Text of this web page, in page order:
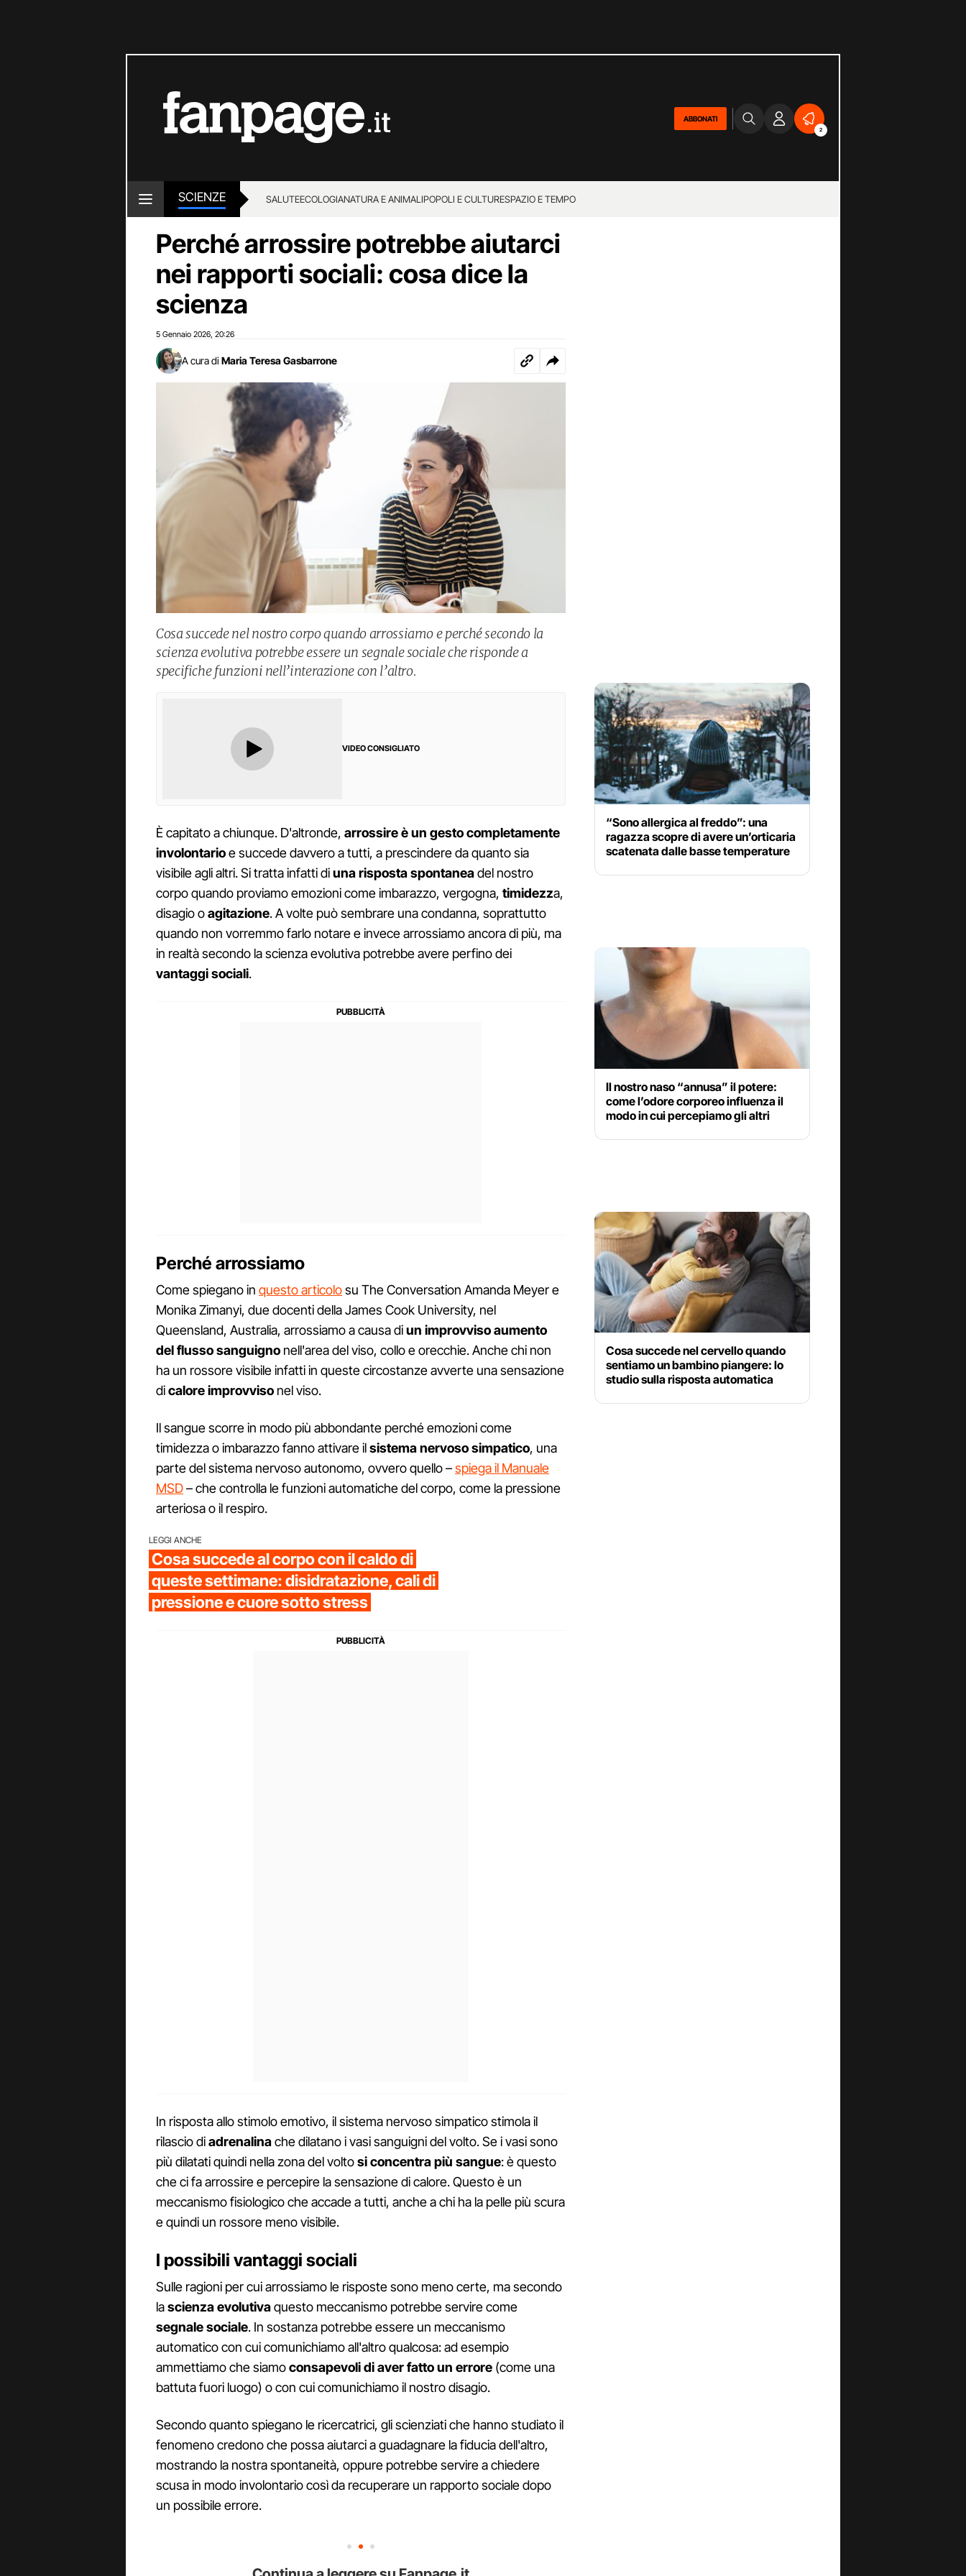
ABBONATI
2
SCIENZE SALUTEECOLOGIANATURA E ANIMALIPOPOLI E CULTURESPAZIO E TEMPO
Perché arrossire potrebbe aiutarci
nei rapporti sociali: cosa dice la
scienza
5 Gennaio 2026 20:26
A cura di Maria Teresa Gasbarrone
Cosa succede nel nostro corpo quando arrossiamo e perché secondo la
scienza evolutiva potrebbe essere un segnale sociale che risponde a
specifiche funzioni nell’interazione con l’altro.
VIDEO CONSIGLIATO
È capitato a chiunque. D'altronde, arrossire è un gesto completamente
involontarioe succede davvero a tutti, a prescindere da quanto sia
visibile agli altri. Si tratta infatti diuna risposta spontaneadel nostro
corpo quando proviamo emozioni come imbarazzo, vergogna, timidezza,
disagio oagitazione. A volte può sembrare una condanna, soprattutto
quando non vorremmo farlo notare e invece arrossiamo ancora di più, ma
in realtà secondo la scienza evolutiva potrebbe avere perfino dei
vantaggi sociali.
Perché arrossiamo
Come spiegano in questo articolosu The Conversation Amanda Meyer e
Monika Zimanyi, due docenti della James Cook University, nel
Queensland, Australia, arrossiamo a causa diun improvviso aumento
del flusso sanguigno nell'area del viso, collo e orecchie. Anche chi non
ha un rossore visibile infatti in queste circostanze avverte una sensazione
dicalore improvviso nel viso.
Il sangue scorre in modo più abbondante perché emozioni come
timidezza o imbarazzo fanno attivare ilsistema nervoso simpatico, una
parte del sistema nervoso autonomo, ovvero quello –spiega il Manuale
MSD– che controlla le funzioni automatiche del corpo, come la pressione
arteriosa o il respiro.
LEGGI ANCHE
Cosa succede al corpo con il caldo di
queste settimane: disidratazione, cali di
pressione e cuore sotto stress
In risposta allo stimolo emotivo, il sistema nervoso simpatico stimola il
rilascio diadrenalinache dilatano i vasi sanguigni del volto. Se i vasi sono
più dilatati quindi nella zona del voltosi concentra più sangue: è questo
che ci fa arrossire e percepire la sensazione di calore. Questo è un
meccanismo fisiologico che accade a tutti, anche a chi ha la pelle più scura
e quindi un rossore meno visibile.
I possibili vantaggi sociali
Sulle ragioni per cui arrossiamo le risposte sono meno certe, ma secondo
lascienza evolutivaquesto meccanismo potrebbe servire come
segnale sociale. In sostanza potrebbe essere un meccanismo
automatico con cui comunichiamo all'altro qualcosa: ad esempio
ammettiamo che siamoconsapevoli di aver fatto un errore (come una
battuta fuori luogo) o con cui comunichiamo il nostro disagio.
Secondo quanto spiegano le ricercatrici, gli scienziati che hanno studiato il
fenomeno credono che possa aiutarci a guadagnare la fiducia dell'altro,
mostrando la nostra spontaneità, oppure potrebbe servire a chiedere
scusa in modo involontario così da recuperare un rapporto sociale dopo
un possibile errore.
“Sono allergica al freddo”: una
ragazza scopre di avere un’orticaria
scatenata dalle basse temperature
Il nostro naso “annusa” il potere:
come l’odore corporeo influenza il
modo in cui percepiamo gli altri
Cosa succede nel cervello quando
sentiamo un bambino piangere: lo
studio sulla risposta automatica